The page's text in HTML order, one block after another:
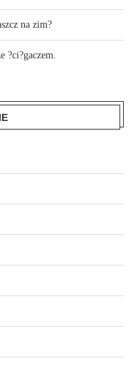
na zim?
?ci?gaczem.